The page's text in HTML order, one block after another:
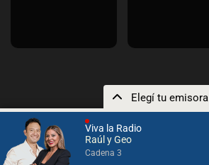
Viva la Radio
Raúl y Geo
Cadena 3
Elegí tu emisora
Descargá nuestra App